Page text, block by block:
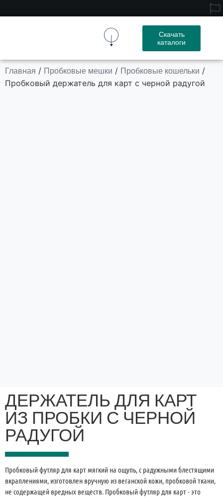
Скачать
каталоги
Главная / Пробковые мешки / Пробковые кошельки /
Пробковый держатель для карт с черной радугой
ДЕРЖАТЕЛЬ ДЛЯ КАРТ
ИЗ ПРОБКИ С ЧЕРНОЙ
РАДУГОЙ
Пробковый футляр для карт мягкий на ощупь, с радужными блестящими
вкраплениями, изготовлен вручную из веганской кожи, пробковой ткани,
не содержащей вредных веществ. Пробковый футляр для карт - это